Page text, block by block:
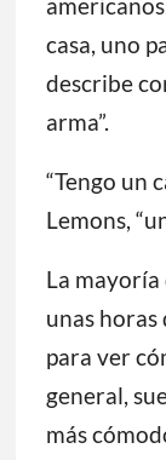
sabe cómo
toda su
familia.
casa, uno
describe
arma”.
“Tengo un
Lemons,